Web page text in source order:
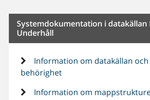
Systemdokumentation i datakällan
Underhåll
Information om datakällan
behörighet
Information om